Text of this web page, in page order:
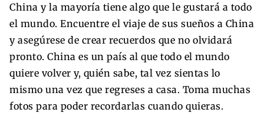
China y la mayoría tiene algo que le gustará a todo
el mundo. Encuentre el viaje de sus sueños a China
y asegúrese de crear recuerdos que no olvidará
pronto. China es un país al que todo el mundo
quiere volver y, quién sabe, tal vez sientas lo
mismo una vez que regreses a casa. Toma muchas
fotos para poder recordarlas cuando quieras.